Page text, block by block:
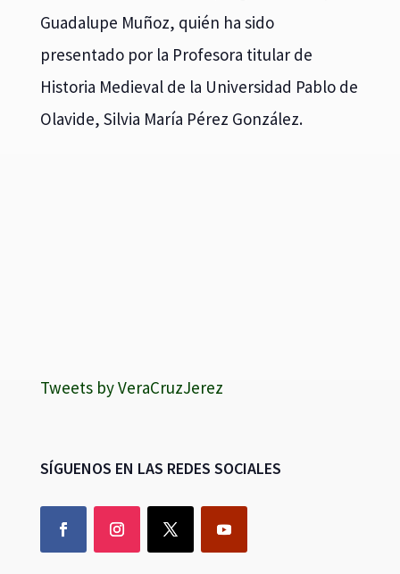
Guadalupe Muñoz, quién ha sido
presentado por la Profesora titular de
Historia Medieval de la Universidad Pablo de
Olavide, Silvia María Pérez González.
Tweets by VeraCruzJerez
SÍGUENOS EN LAS REDES SOCIALES